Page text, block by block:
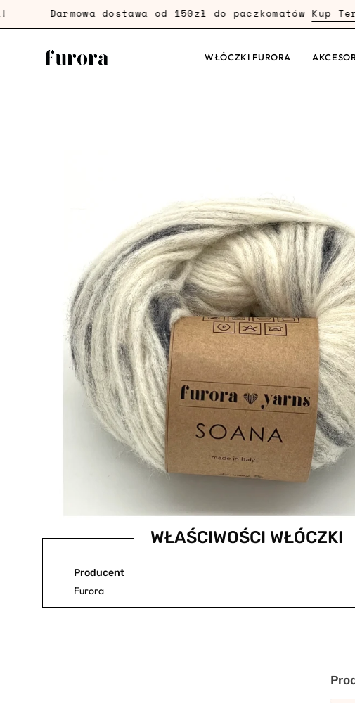
Przejdź
dalej
Darmowa dostawa od 150zł do paczkomatówKup Teraz
WŁÓCZKI FURORA
WŁAŚCIWOŚCI WŁÓCZKI
Producent
Furora